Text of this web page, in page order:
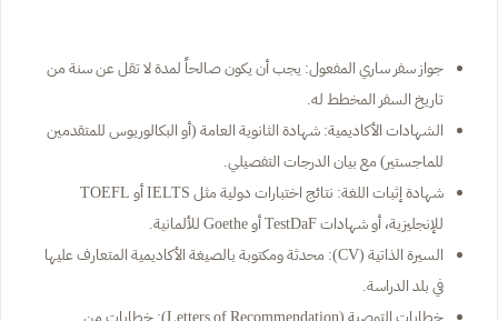
جواز سفر ساري المفعول: يجب أن يكون صالحاً لمدة لا تقل عن سنة من
تاريخ السفر المخطط له.
الشهادات الأكاديمية: شهادة الثانوية العامة (أو البكالوريوس للمتقدمين
للماجستير) مع بيان الدرجات التفصيلي.
شهادة إثبات اللغة: نتائج اختبارات دولية مثل IELTS أو TOEFL
للإنجليزية، أو شهادات TestDaF أو Goethe للألمانية.
السيرة الذاتية (CV): محدثة ومكتوبة بالصيغة الأكاديمية المتعارف عليها
في بلد الدراسة.